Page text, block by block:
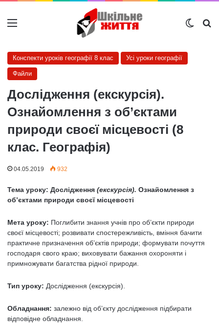
Меню
Конспекти уроків географії 8 клас Усі уроки географії
Файли
Дослідження (екскурсія).
Ознайомлення з об’єктами
природи своєї місцевості (8
клас. Географія)
04.05.2019 932
Тема уроку: Дослідження (екскурсія). Ознайомлення з
об’єктами природи своєї місцевості
Мета уроку: Поглибити знання учнів про об’єкти природи
своєї місцевості; розвивати спостережливість, вміння бачити
практичне призначення об’єктів природи; формувати почуття
господаря свого краю; виховувати бажання охороняти і
примножувати багатства рідної природи.
Тип уроку: Дослідження (екскурсія).
Обладнання: залежно від об’єкту дослідження підбирати
відповідне обладнання.